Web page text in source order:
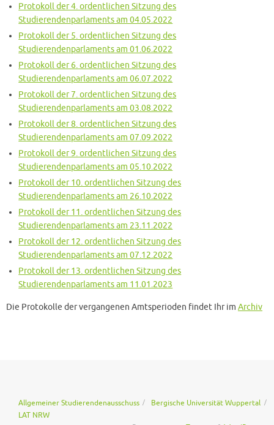
Protokoll der 4. ordentlichen Sitzung des
Studierendenparlaments am 04.05.2022
Protokoll der 5. ordentlichen Sitzung des
Studierendenparlaments am 01.06.2022
Protokoll der 6. ordentlichen Sitzung des
Studierendenparlaments am 06.07.2022
Protokoll der 7. ordentlichen Sitzung des
Studierendenparlaments am 03.08.2022
Protokoll der 8. ordentlichen Sitzung des
Studierendenparlaments am 07.09.2022
Protokoll der 9. ordentlichen Sitzung des
Studierendenparlaments am 05.10.2022
Protokoll der 10. ordentlichen Sitzung des
Studierendenparlaments am 26.10.2022
Protokoll der 11. ordentlichen Sitzung des
Studierendenparlaments am 23.11.2022
Protokoll der 12. ordentlichen Sitzung des
Studierendenparlaments am 07.12.2022
Protokoll der 13. ordentlichen Sitzung des
Studierendenparlaments am 11.01.2023
Die Protokolle der vergangenen Amtsperioden findet Ihr im Archiv
Allgemeiner Studierendenausschuss
Bergische Universität Wuppertal
LAT NRW